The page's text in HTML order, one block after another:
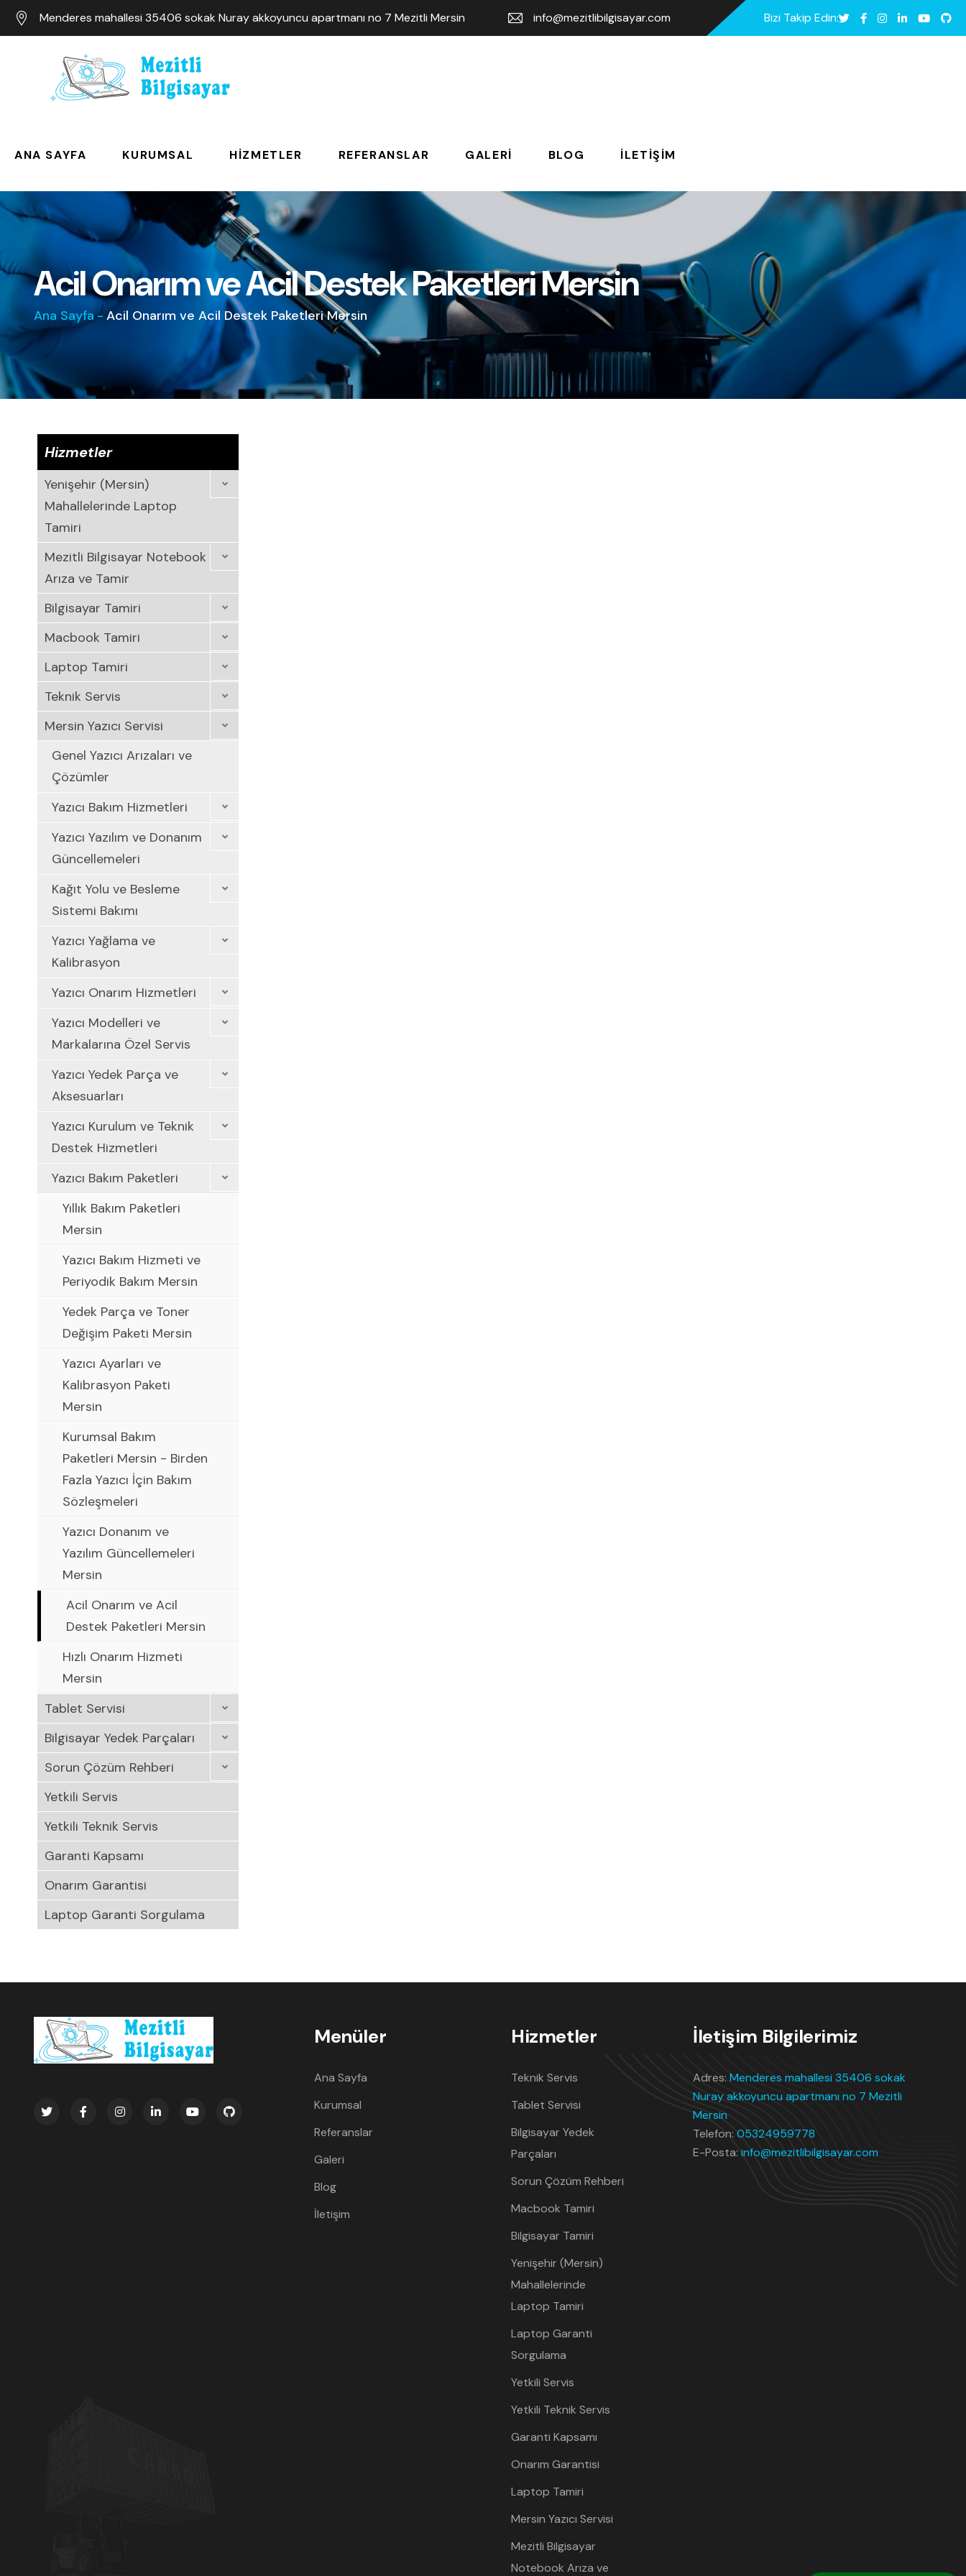
Menderes mahallesi 35406 sokak Nuray akkoyuncu apartmanı no 7 Mezitli Mersin info@mezitlibilgisayar.com Bizi Takip Edin:
ANA SAYFA KURUMSAL HIZMETLER REFERANSLAR GALERI BLOG İLETIŞIM
Acil Onarım ve Acil Destek Paketleri Mersin
Ana Sayfa- Acil Onarım ve Acil Destek Paketleri Mersin
Hizmetler
Yenişehir (Mersin)
Mahallelerinde Laptop
Tamiri
Mezitli Bilgisayar Notebook
Arıza ve Tamir
Bilgisayar Tamiri
Macbook Tamiri
Laptop Tamiri
Teknik Servis
Mersin Yazıcı Servisi
Genel Yazıcı Arızaları ve
Çözümler
Yazıcı Bakım Hizmetleri
Yazıcı Yazılım ve Donanım
Güncellemeleri
Kağıt Yolu ve Besleme
Sistemi Bakımı
Yazıcı Yağlama ve
Kalibrasyon
Yazıcı Onarım Hizmetleri
Yazıcı Modelleri ve
Markalarına Özel Servis
Yazıcı Yedek Parça ve
Aksesuarları
Yazıcı Kurulum ve Teknik
Destek Hizmetleri
Yazıcı Bakım Paketleri
Yıllık Bakım Paketleri
Mersin
Yazıcı Bakım Hizmeti ve
Periyodik Bakım Mersin
Yedek Parça ve Toner
Değişim Paketi Mersin
Yazıcı Ayarları ve
Kalibrasyon Paketi
Mersin
Kurumsal Bakım
Paketleri Mersin - Birden
Fazla Yazıcı İçin Bakım
Sözleşmeleri
Yazıcı Donanım ve
Yazılım Güncellemeleri
Mersin
Acil Onarım ve Acil
Destek Paketleri Mersin
Hızlı Onarım Hizmeti
Mersin
Tablet Servisi
Bilgisayar Yedek Parçaları
Sorun Çözüm Rehberi
Yetkili Servis
Yetkili Teknik Servis
Garanti Kapsamı
Onarım Garantisi
Laptop Garanti Sorgulama
Menüler
Ana Sayfa
Kurumsal
Referanslar
Galeri
Blog
İletişim
Hizmetler
Teknik Servis
Tablet Servisi
Bilgisayar Yedek
Parçaları
Sorun Çözüm Rehberi
Macbook Tamiri
Bilgisayar Tamiri
Yenişehir (Mersin)
Mahallelerinde
Laptop Tamiri
Laptop Garanti
Sorgulama
Yetkili Servis
Yetkili Teknik Servis
Garanti Kapsamı
Onarım Garantisi
Laptop Tamiri
Mersin Yazıcı Servisi
Mezitli Bilgisayar
Notebook Arıza ve
İletişim Bilgilerimiz
Adres:Menderes mahallesi 35406 sokak
Nuray akkoyuncu apartmanı no 7 Mezitli
Mersin
Telefon:05324959778
E-Posta:info@mezitlibilgisayar.com